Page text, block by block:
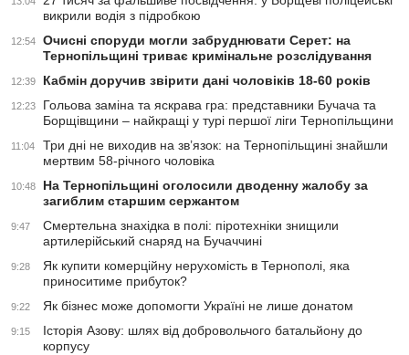
викрили водія з підробкою
12:54
Очисні споруди могли забруднювати Серет: на
Тернопільщині триває кримінальне розслідування
12:39 Кабмін доручив звірити дані чоловіків 18-60 років
12:23
Гольова заміна та яскрава гра: представники Бучача та
Борщівщини – найкращі у турі першої ліги Тернопільщини
11:04
Три дні не виходив на зв’язок: на Тернопільщині знайшли
мертвим 58-річного чоловіка
10:48
На Тернопільщині оголосили дводенну жалобу за
загиблим старшим сержантом
9:47
Смертельна знахідка в полі: піротехніки знищили
артилерійський снаряд на Бучаччині
9:28
Як купити комерційну нерухомість в Тернополі, яка
приноситиме прибуток?
9:22 Як бізнес може допомогти Україні не лише донатом
9:15
Історія Азову: шлях від добровольчого батальйону до
корпусу